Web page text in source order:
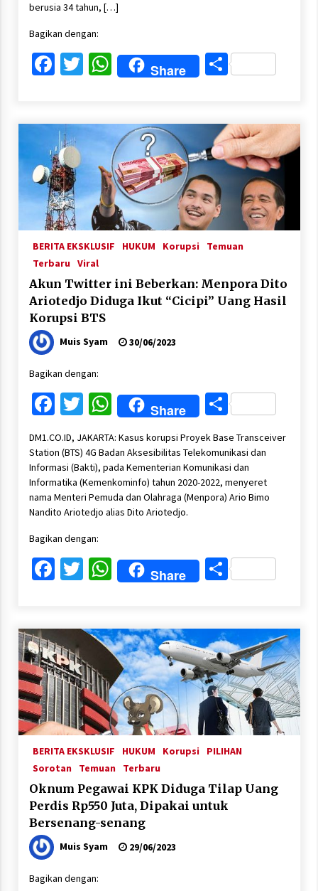
berusia 34 tahun, […]
Bagikan dengan:
Facebook
Twitter
WhatsApp
Share Share
BERITA EKSKLUSIF HUKUM Korupsi
Temuan
Terbaru Viral
Akun Twitter ini Beberkan: Menpora Dito
Ariotedjo Diduga Ikut “Cicipi” Uang Hasil
Korupsi BTS
Muis Syam 30/06/2023
Bagikan dengan:
Facebook
Twitter
WhatsApp
Share Share
DM1.CO.ID, JAKARTA: Kasus korupsi Proyek Base Transceiver
Station (BTS) 4G Badan Aksesibilitas Telekomunikasi dan
Informasi (Bakti), pada Kementerian Komunikasi dan
Informatika (Kemenkominfo) tahun 2020-2022, menyeret
nama Menteri Pemuda dan Olahraga (Menpora) Ario Bimo
Nandito Ariotedjo alias Dito Ariotedjo.
Bagikan dengan:
Facebook
Twitter
WhatsApp
Share Share
BERITA EKSKLUSIF HUKUM Korupsi
PILIHAN
Sorotan
Temuan Terbaru
Oknum Pegawai KPK Diduga Tilap Uang
Perdis Rp550 Juta, Dipakai untuk
Bersenang-senang
Muis Syam 29/06/2023
Bagikan dengan: